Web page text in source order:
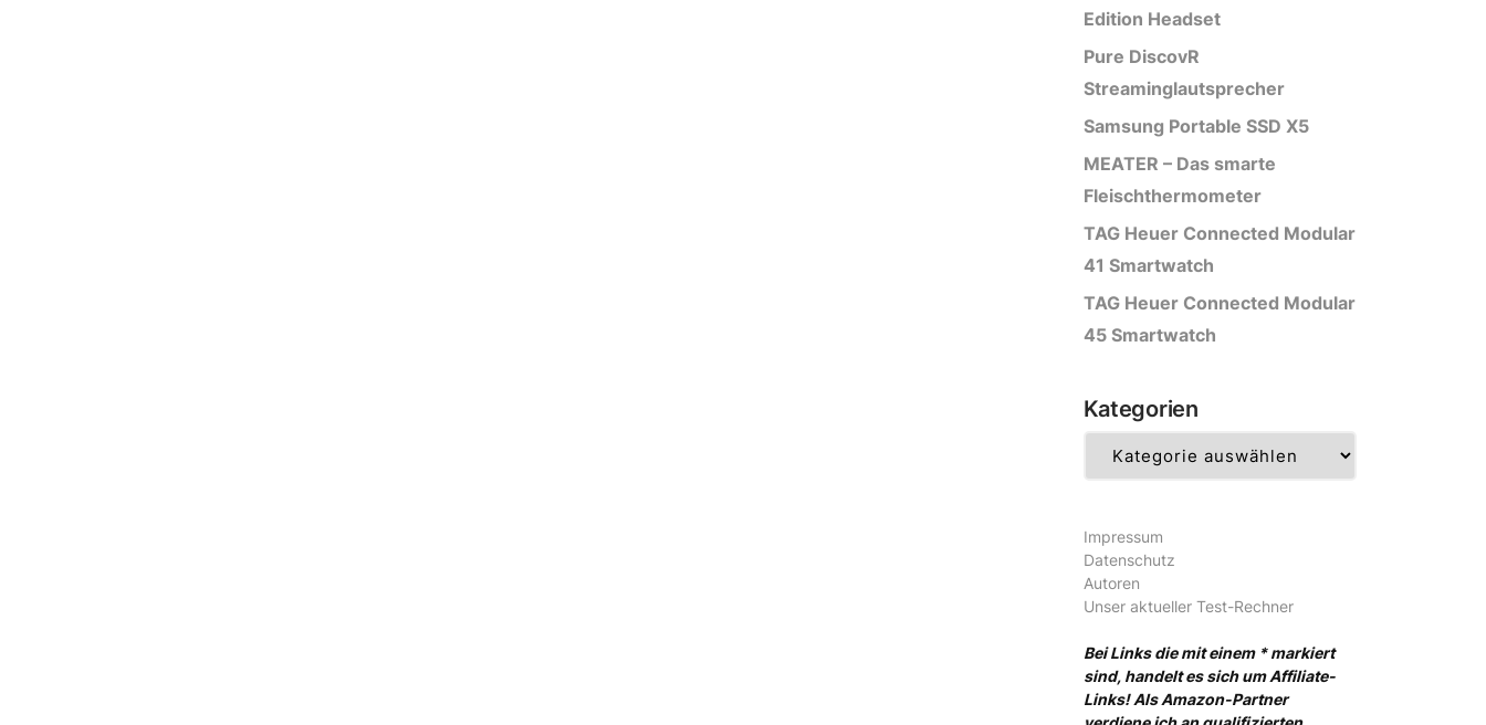
Edition Headset
Pure DiscovR
Streaminglautsprecher
Samsung Portable SSD X5
MEATER – Das smarte
Fleischthermometer
TAG Heuer Connected Modular
41 Smartwatch
TAG Heuer Connected Modular
45 Smartwatch
Kategorien
Impressum
Datenschutz
Autoren
Unser aktueller Test-Rechner
Bei Links die mit einem * markiert
sind, handelt es sich um Affiliate-
Links! Als Amazon-Partner